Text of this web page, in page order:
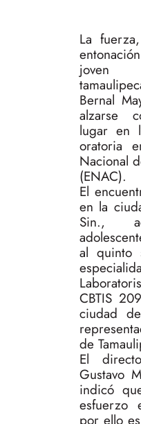
La
joven
Bernal
alzarse
lugar en
oratoria
Nacional
(ENAC).
El
en la
Sin.,
al quinto
CBTIS
ciudad
de
El
Gustavo
indicó
esfuerzo